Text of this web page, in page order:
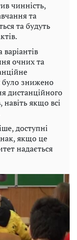
чинність,
та
та будуть
варіантів
очних та
було знижено
дистанційного
якщо всі
доступні
якщо це
надається